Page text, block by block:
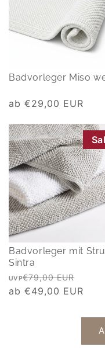
Badvorleger Miso
Normaler
ab €29,00 EUR
Badvorleger mit
Sintra
Normaler
Preis
UVP€79,00 EUR
ab €49,00 EUR